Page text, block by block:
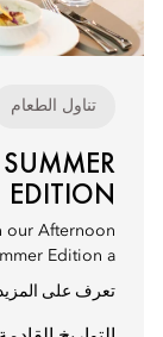
تناول الطعام
EDITION
our Afternoon
Edition a...
تعرف على